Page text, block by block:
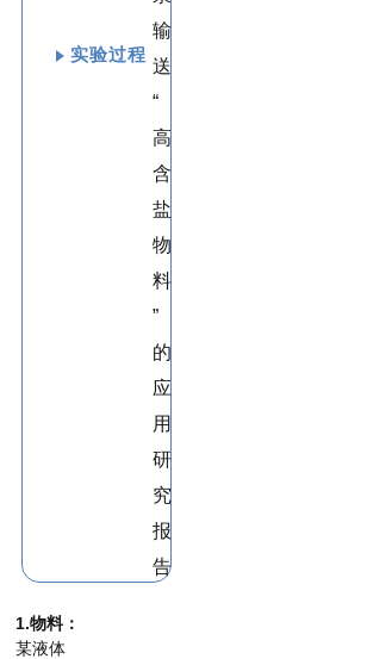
实验过程
1.物料：
某液体